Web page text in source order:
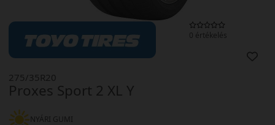
0 értékelés
Proxes Sport 2 XL Y
275/35R20
NYÁRI GUMI